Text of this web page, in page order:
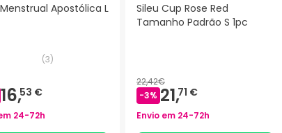
Apostólica L
(3)
16,53 €
24-72h
Sileu Cup Rose Red
Tamanho Padrão S 1pc
22,42€
-3% 21,71 €
Envio em 24-72h